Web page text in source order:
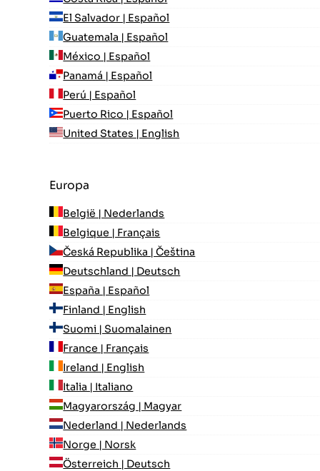
El Salvador | Español
Guatemala | Español
México | Español
Panamá | Español
Perú | Español
Puerto Rico | Español
United States | English
Europa
België | Nederlands
Belgique | Français
Česká Republika | Čeština
Deutschland | Deutsch
España | Español
Finland | English
Suomi | Suomalainen
France | Français
Ireland | English
Italia | Italiano
Magyarország | Magyar
Nederland | Nederlands
Norge | Norsk
Österreich | Deutsch